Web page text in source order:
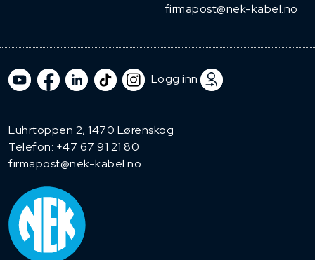
firmapost@nek-kabel.no
Logg inn
Luhrtoppen 2, 1470 Lørenskog
Telefon: +47 67 91 21 80
firmapost@nek-kabel.no